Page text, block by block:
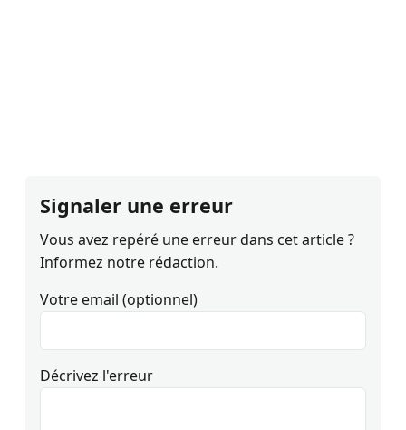
Signaler une erreur
Vous avez repéré une erreur dans cet article ?
Informez notre rédaction.
Votre email (optionnel)
Décrivez l'erreur